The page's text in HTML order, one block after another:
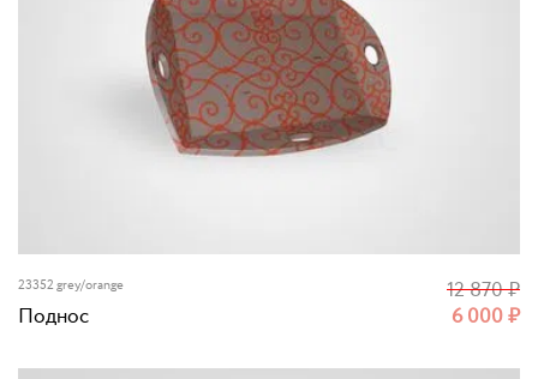
23352 grey/orange
Поднос 6 000₽
12 870₽